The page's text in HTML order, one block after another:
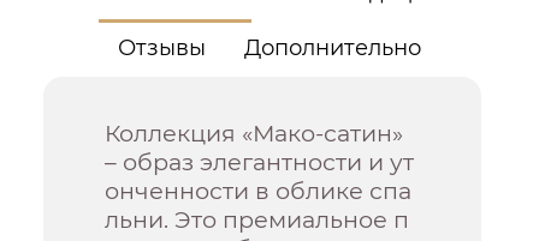
Отзывы Дополнительно
Коллекция «Мако-сатин»
– образ элегантности и ут
онченности в облике спа
льни. Это премиальное п